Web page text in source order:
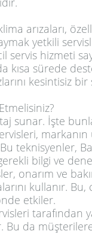
arızaları,
yetkili
servis hizmeti
kısa sürede
kesintisiz
sunar. İşte
teknisyenler,
bilgi ve
onarım ve
kullanır. Bu,
etkiler.
tarafından
Bu da